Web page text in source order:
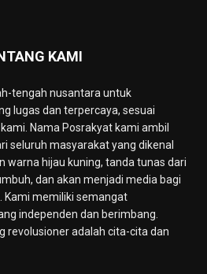
KAMI
tengah nusantara untuk
lugas dan terpercaya, sesuai
Nama Posrakyat kami ambil
seluruh masyarakat yang dikenal
warna hijau kuning, tanda tunas dari
dan akan menjadi media bagi
Kami memiliki semangat
independen dan berimbang.
revolusioner adalah cita-cita dan